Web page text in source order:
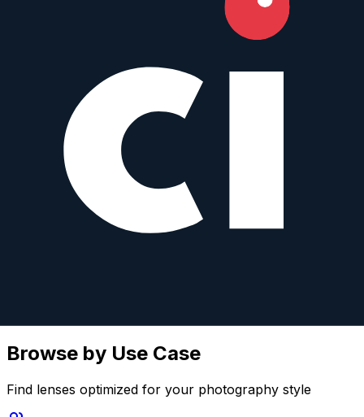
View top rated →
View top rated →
Browse by Use Case
Find lenses optimized for your photography style